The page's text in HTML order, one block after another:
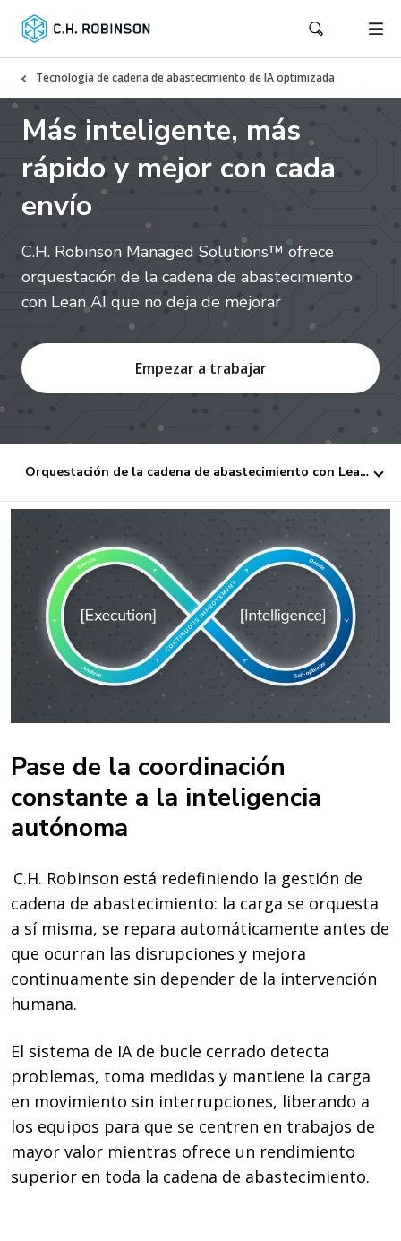
Tecnología de cadena de abastecimiento de IA optimizada
Más inteligente, más
rápido y mejor con cada
envío
C.H. Robinson Managed Solutions™ ofrece
orquestación de la cadena de abastecimiento
con Lean AI que no deja de mejorar
Empezar a trabajar
Orquestación de la cadena de abastecimiento con Lean AI
Pase de la coordinación
constante a la inteligencia
autónoma
C.H. Robinson está redefiniendo la gestión de
cadena de abastecimiento: la carga se orquesta
a sí misma, se repara automáticamente antes de
que ocurran las disrupciones y mejora
continuamente sin depender de la intervención
humana.
El sistema de IA de bucle cerrado detecta
problemas, toma medidas y mantiene la carga
en movimiento sin interrupciones, liberando a
los equipos para que se centren en trabajos de
mayor valor mientras ofrece un rendimiento
superior en toda la cadena de abastecimiento.